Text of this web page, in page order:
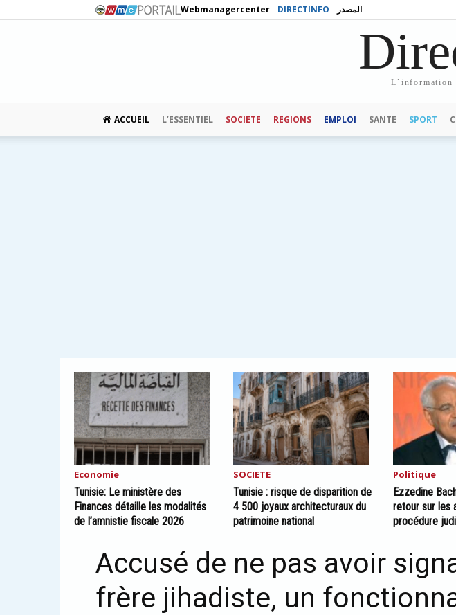
Webmanagercenter DIRECTINFO المصدر
L`information
ACCUEIL L’ESSENTIEL SOCIETE REGIONS EMPLOI SANTE SPORT
Economie
Tunisie: Le ministère des
Finances détaille les modalités
de l’amnistie fiscale 2026
SOCIETE
Tunisie : risque de disparition de
4 500 joyaux architecturaux du
patrimoine national
Politique
Ezzedine
retour sur les
procédure
Accusé de ne pas avoir
frère jihadiste, un